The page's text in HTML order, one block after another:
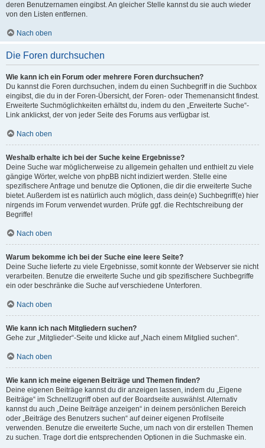
deren Benutzernamen eingibst. An gleicher Stelle kannst du sie auch wieder
von den Listen entfernen.
Nach oben
Die Foren durchsuchen
Wie kann ich ein Forum oder mehrere Foren durchsuchen?
Du kannst die Foren durchsuchen, indem du einen Suchbegriff in die Suchbox
eingibst, die du in der Foren-Übersicht, der Foren- oder Themenansicht findest.
Erweiterte Suchmöglichkeiten erhältst du, indem du den „Erweiterte Suche“-
Link anklickst, der von jeder Seite des Forums aus verfügbar ist.
Nach oben
Weshalb erhalte ich bei der Suche keine Ergebnisse?
Deine Suche war möglicherweise zu allgemein gehalten und enthielt zu viele
gängige Wörter, welche von phpBB nicht indiziert werden. Stelle eine
spezifischere Anfrage und benutze die Optionen, die dir die erweiterte Suche
bietet. Außerdem ist es natürlich auch möglich, dass dein(e) Suchbegriff(e) hier
nirgends im Forum verwendet wurden. Prüfe ggf. die Rechtschreibung der
Begriffe!
Nach oben
Warum bekomme ich bei der Suche eine leere Seite?
Deine Suche lieferte zu viele Ergebnisse, somit konnte der Webserver sie nicht
verarbeiten. Benutze die erweiterte Suche und gib spezifischere Suchbegriffe
ein oder beschränke die Suche auf verschiedene Unterforen.
Nach oben
Wie kann ich nach Mitgliedern suchen?
Gehe zur „Mitglieder“-Seite und klicke auf „Nach einem Mitglied suchen“.
Nach oben
Wie kann ich meine eigenen Beiträge und Themen finden?
Deine eigenen Beiträge kannst du dir anzeigen lassen, indem du „Eigene
Beiträge“ im Schnellzugriff oben auf der Boardseite auswählst. Alternativ
kannst du auch „Deine Beiträge anzeigen“ in deinem persönlichen Bereich
oder „Beiträge des Benutzers suchen“ auf deiner eigenen Profilseite
verwenden. Benutze die erweiterte Suche, um nach von dir erstellen Themen
zu suchen. Trage dort die entsprechenden Optionen in die Suchmaske ein.